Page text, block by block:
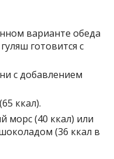
варианте обеда
готовится с
с добавлением
ккал).
(40 ккал) или
(36 ккал в